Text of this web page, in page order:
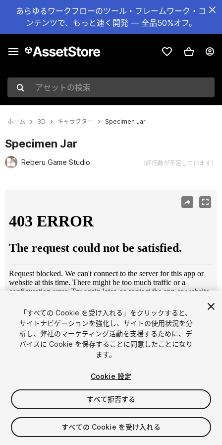
あらゆるワークフローのツール・フレームワーク・コ
ンテンツで、もっと速く開発 — 全品50%オフ。
アセットの検索
ホーム 3D キャラクター Specimen Jar
Specimen Jar
Reberu Game Studio （評価数が不足しています）
1 /9
$4.99
消費税は決済時に計算されます
「すべての Cookie を受け入れる」をクリックすると、
サイトナビゲーションを強化し、サイトの使用状況を分
析し、弊社のマーケティング活動を支援するために、デ
バイスに Cookie を保存することに同意したことになり
ます。
Cookie 設定
すべて拒否する
すべての Cookie を受け入れる